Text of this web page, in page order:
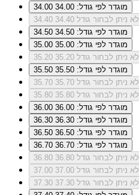
34.00
מוגדר לפי גודל: 34.00
34.40
לא ניתן לבחור גודל 34.40
34.50
מוגדר לפי גודל: 34.50
35.00
מוגדר לפי גודל: 35.00
35.20
לא ניתן לבחור גודל 35.20
35.50
מוגדר לפי גודל: 35.50
35.70
לא ניתן לבחור גודל 35.70
35.80
לא ניתן לבחור גודל 35.80
36.00
מוגדר לפי גודל: 36.00
36.30
מוגדר לפי גודל: 36.30
36.50
מוגדר לפי גודל: 36.50
36.70
מוגדר לפי גודל: 36.70
36.80
לא ניתן לבחור גודל 36.80
37.00
לא ניתן לבחור גודל 37.00
37.30
לא ניתן לבחור גודל 37.30